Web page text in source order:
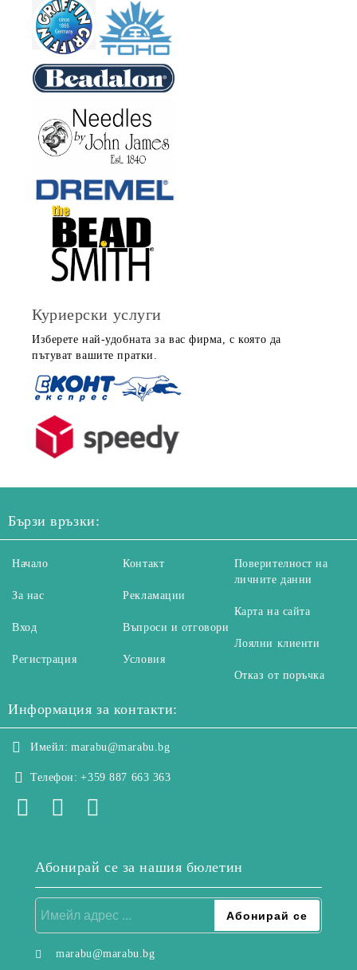
Куриерски услуги
Изберете най-удобната за вас фирма, с която да
пътуват вашите пратки.
Бързи връзки:
Начало
За нас
Вход
Регистрация
Контакт
Рекламации
Въпроси и отговори
Условия
Поверителност на
личните данни
Карта на сайта
Лоялни клиенти
Отказ от поръчка
Информация за контакти:
Имейл: marabu@marabu.bg
Телефон: +359 887 663 363
Абонирай се за нашия бюлетин
marabu@marabu.bg